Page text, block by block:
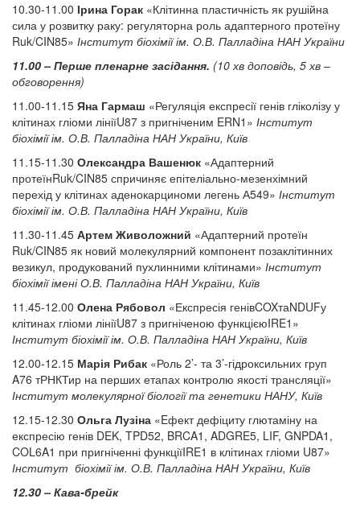
10.30-11.00 Ірина Горак «Клітинна пластичність як рушійна
сила у розвитку раку: регуляторна роль адаптерного протеїну
Ruk/CIN85» Інститут біохімії ім. О.В. Палладіна НАН України
11.00 – Перше пленарне засідання. (10 хв доповідь, 5 хв –
обговорення)
11.00-11.15 Яна Гармаш «Регуляція експресії генів гліколізу у
клітинах гліоми лініїU87 з пригніченим ERN1» Інститут
біохімії ім. О.В. Палладіна НАН України, Київ
11.15-11.30 Олександра Вашенюк «Адаптерний
протеїнRuk/CIN85 спричиняє епітеліально-мезенхімний
перехід у клітинах аденокарциноми легень А549» Інститут
біохімії ім. О.В. Палладіна НАН України, Київ
11.30-11.45 Артем Живоложний «Адаптерний протеїн
Ruk/CIN85 як новий молекулярний компонент позаклітинних
везикул, продукований пухлинними клітинами» Інститут
біохімії імені О.В. Палладіна НАН України, Київ
11.45-12.00 Олена Рябовол «Експресія генівCOXтаNDUFу
клітинах гліоми лініїU87 з пригніченою функцієюIRE1»
Інститут біохімії ім. О.В. Палладіна НАН України, Київ
12.00-12.15 Марія Рибак «Роль 2’- та 3’-гідроксильних груп
A76 тРНКТир на перших етапах контролю якості трансляції»
Інститут молекулярної біології та генетики НАНУ, Київ
12.15-12.30 Ольга Лузіна «Eфект дефіциту глютаміну на
експресію генів DEK, TPD52, BRCA1, ADGRE5, LIF, GNPDA1,
COL6A1 при пригніченні функціїIRE1 в клітинах гліоми U87»
Інститут біохімії ім. О.В. Палладіна НАН України, Київ
12.30 – Кава-брейк